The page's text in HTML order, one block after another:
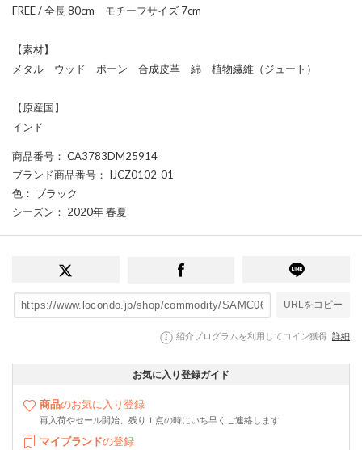
FREE / 全長 80cm モチーフサイズ 7cm
【素材】
メタル ウッド ボーン 合成皮革 綿 植物繊維（ジュート）
【原産国】
インド
商品番号 ： CA3783DM25914
ブランド商品番号 ： IJCZ0102-01
色 ： ブラック
シーズン ： 2020年 春夏
URLをコピー
紹介プログラムを利用してコイン獲得 詳細
お気に入り登録ガイド
商品のお気に入り登録
再入荷やセール開始、残り１点の時にいち早くご連絡します
マイブランドの登録